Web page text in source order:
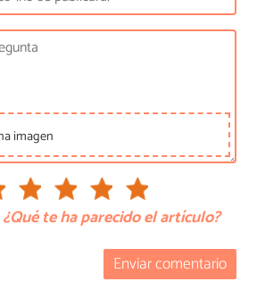
imagen
¿Qué te ha parecido el artículo?
Enviar comentario